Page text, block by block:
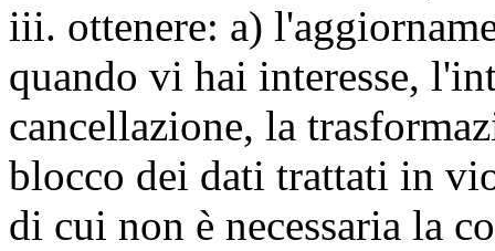
iii. ottenere: a)
quando vi hai interesse,
cancellazione, la
blocco dei dati trattati in
di cui non è necessaria la